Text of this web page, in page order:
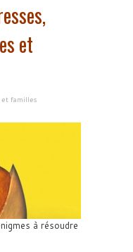
et
et familles
à résoudre